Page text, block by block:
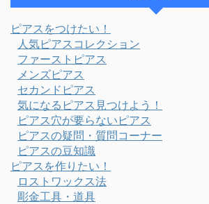
ピアスをつけたい！
人気ピアスコレクション
ファーストピアス
メンズピアス
セカンドピアス
気になるピアス見つけよう！
ピアス穴が要らないピアス
ピアスの疑問・質問コーナー
ピアスの豆知識
ピアスを作りたい！
ロストワックス法
彫金工具・道具